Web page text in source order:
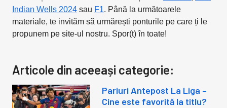
Indian Wells 2024 sau F1. Până la următoarele
materiale, te invităm să urmărești ponturile pe care ți le
propunem pe site-ul nostru. Spor(t) în toate!
Articole din aceeași categorie:
Pariuri Antepost La Liga –
Cine este favorită la titlu?